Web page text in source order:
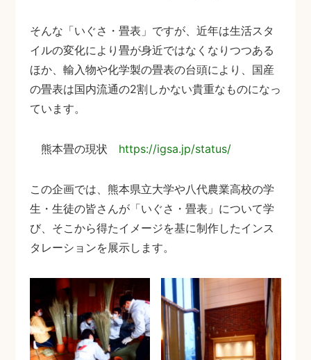
そんな「いぐさ・畳表」ですが、近年は生活スタ
イルの変化により畳が身近ではなくなりつつある
ほか、輸入物や化学製の畳表の台頭により、国産
の畳表は国内流通の2割しかない貴重なものになっ
ています。
熊本畳の現状 https://igsa.jp/status/
この企画では、熊本県立大学や八代農業高校の学
生・生徒の皆さんが「いぐさ・畳表」について学
び、そこから得たイメージを基に制作したインス
タレーションを展示します。